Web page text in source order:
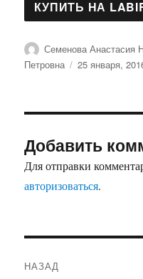
Автор
Семенова Анастасия
Петровна
Опубликовано
25 января,
Добавить
Для отправки
авторизоваться.
НАЗАД